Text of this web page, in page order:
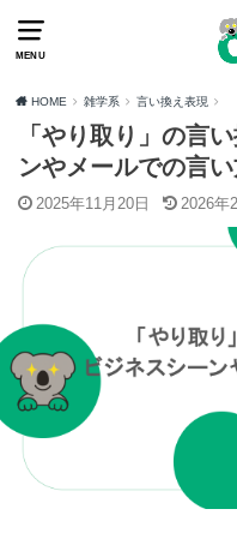
MENU
HOME 雑学系 言い換え表現
「やり取り」の言
ンやメールでの言い
2025年11月20日 2026年